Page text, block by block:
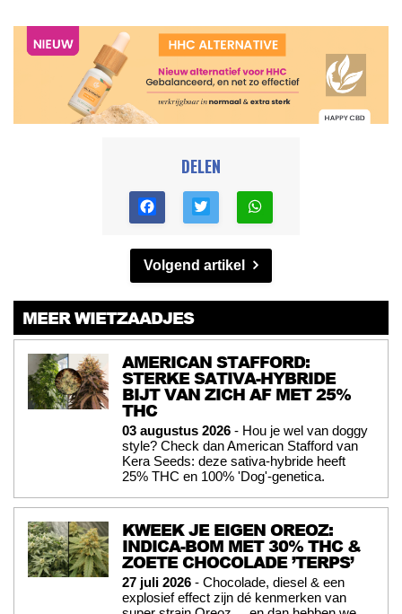
DELEN
Volgend artikel
MEER WIETZAADJES
AMERICAN STAFFORD:
STERKE SATIVA-HYBRIDE
BIJT VAN ZICH AF MET 25%
THC
03 augustus 2026 - Hou je wel van doggy
style? Check dan American Stafford van
Kera Seeds: deze sativa-hybride heeft
25% THC en 100% 'Dog'-genetica.
KWEEK JE EIGEN OREOZ:
INDICA-BOM MET 30% THC &
ZOETE CHOCOLADE ’TERPS’
27 juli 2026 - Chocolade, diesel & een
explosief effect zijn dé kenmerken van